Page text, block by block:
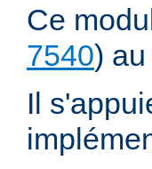
Ce
7540)
Il